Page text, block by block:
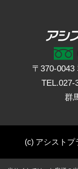
〒370-
TEL.027-
群
(c) アシスト